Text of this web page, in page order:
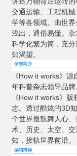
交通运输、工程机
学等各领域。由世
浅出，通俗易懂。
科学化繁为简，充
知渴望。
《How it works》
年科普杂志领导品
《How it works》
志。透过酷炫的3D
个世界最鼓舞人心
术、历史、太空、
知，接轨世界前沿。